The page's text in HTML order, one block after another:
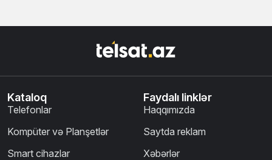
Kataloq
Telefonlar
Kompüter və Planşetlər
Smart cihazlar
Faydalı linklər
Haqqımızda
Saytda reklam
Xəbərlər